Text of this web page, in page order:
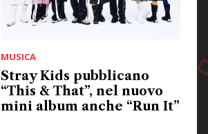
MUSICA
Stray Kids pubblicano
“This & That”, nel nuovo
mini album anche “Run It”